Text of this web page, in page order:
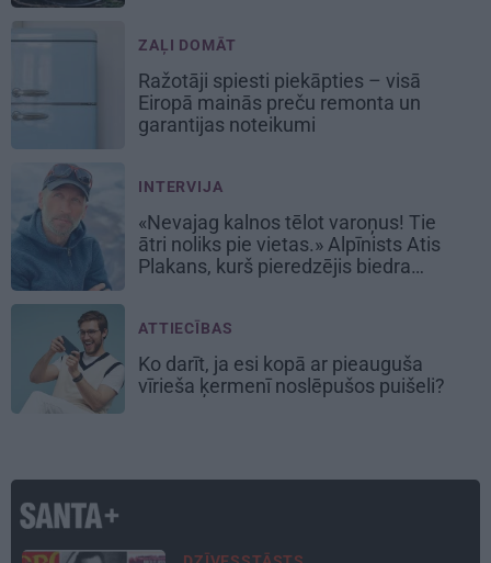
ZAĻI DOMĀT
Ražotāji spiesti piekāpties – visā
Eiropā mainās preču remonta un
garantijas noteikumi
INTERVIJA
«Nevajag kalnos tēlot varoņus! Tie
ātri noliks pie vietas.» Alpīnists Atis
Plakans, kurš pieredzējis biedra
ATTIECĪBAS
Ko darīt, ja esi kopā ar pieauguša
vīrieša ķermenī noslēpušos puišeli?